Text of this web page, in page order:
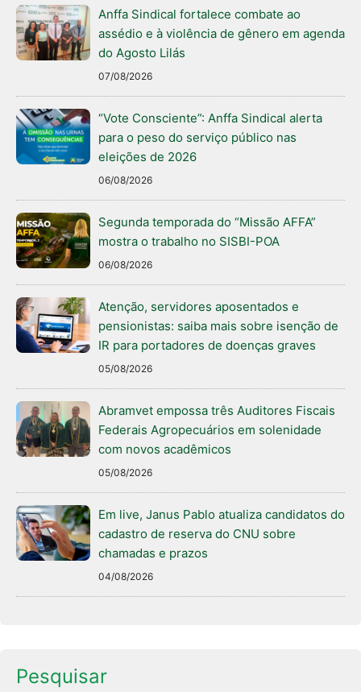
Anffa Sindical fortalece combate ao
assédio e à violência de gênero em agenda
do Agosto Lilás
07/08/2026
“Vote Consciente”: Anffa Sindical alerta
para o peso do serviço público nas
eleições de 2026
06/08/2026
Segunda temporada do “Missão AFFA”
mostra o trabalho no SISBI-POA
06/08/2026
Atenção, servidores aposentados e
pensionistas: saiba mais sobre isenção de
IR para portadores de doenças graves
05/08/2026
Abramvet empossa três Auditores Fiscais
Federais Agropecuários em solenidade
com novos acadêmicos
05/08/2026
Em live, Janus Pablo atualiza candidatos do
cadastro de reserva do CNU sobre
chamadas e prazos
04/08/2026
Pesquisar